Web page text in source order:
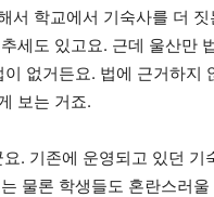
서 학교에서 기숙사를 더
세도 있고요. 근데 울산만
없거든요. 법에 근거하지
보는 거죠.
. 기존에 운영되고 있던 기
물론 학생들도 혼란스러울